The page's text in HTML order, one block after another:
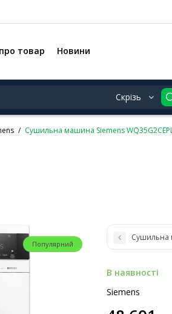
товар Новини
Скрізь
Сушильна машина Siemens
Популярний
Сушильна
В наявності
Siemens